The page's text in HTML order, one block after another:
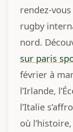
rendez-
rugby
nord.
sur paris
février à
l’Irlande,
l’Italie
où